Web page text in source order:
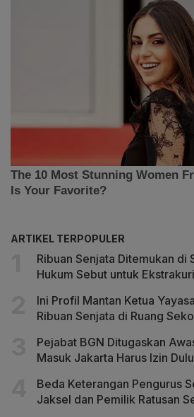
ARTIKEL TERPOPULER
Ribuan Senjata Ditemukan di
Hukum Sebut untuk
Ini Profil Mantan Ketua
Ribuan Senjata di Ruang
Pejabat BGN Ditugaskan
Masuk Jakarta Harus Izin Dulu
Beda Keterangan Pengurus
Jaksel dan Pemilik Ratusan